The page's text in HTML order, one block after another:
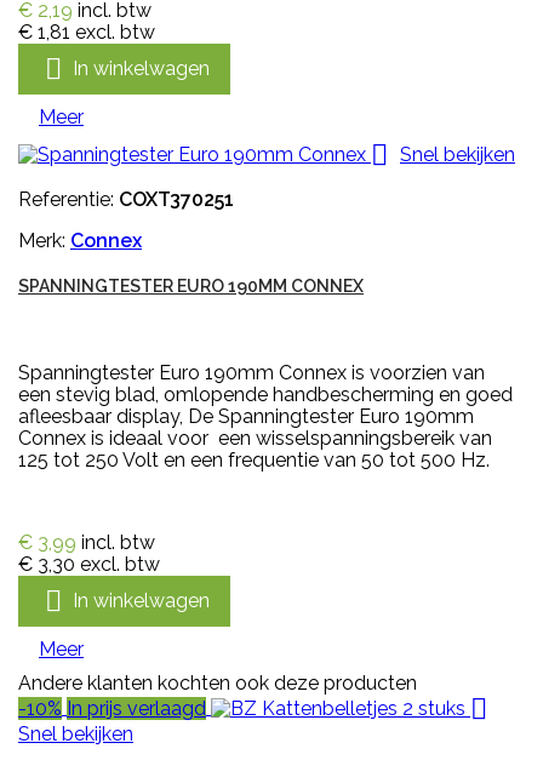
€ 2,19 incl. btw
€ 1,81 excl. btw
 In winkelwagen
Meer

Snel bekijken
Referentie: COXT370251
Merk: Connex
SPANNINGTESTER EURO 190MM CONNEX
Spanningtester Euro 190mm Connex is voorzien van
een stevig blad, omlopende handbescherming en goed
afleesbaar display, De Spanningtester Euro 190mm
Connex is ideaal voor een wisselspanningsbereik van
125 tot 250 Volt en een frequentie van 50 tot 500 Hz.
€ 3,99 incl. btw
€ 3,30 excl. btw
 In winkelwagen
Meer
Andere klanten kochten ook deze producten
-10% In prijs verlaagd 
Snel bekijken